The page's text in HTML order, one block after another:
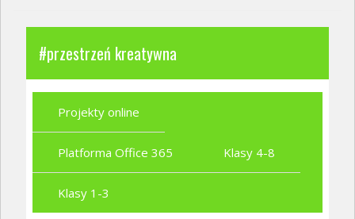
#przestrzeń kreatywna
Projekty online
Platforma Office 365 Klasy 4-8
Klasy 1-3